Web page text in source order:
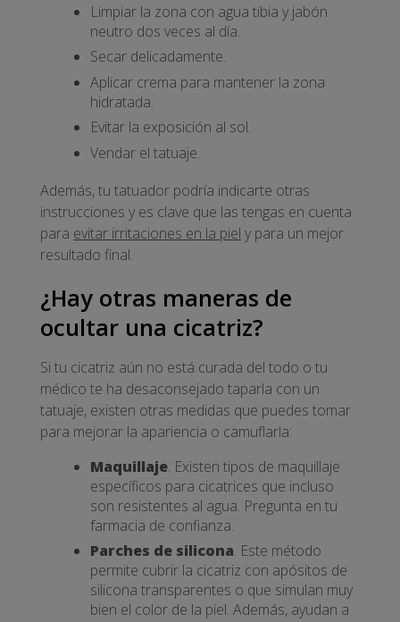
Limpiar la zona con agua tibia y jabón
neutro dos veces al día.
Secar delicadamente.
Aplicar crema para mantener la zona
hidratada.
Evitar la exposición al sol.
Vendar el tatuaje.
Además, tu tatuador podría indicarte otras
instrucciones y es clave que las tengas en cuenta
para evitar irritaciones en la piel y para un mejor
resultado final.
¿Hay otras maneras de
ocultar una cicatriz?
Si tu cicatriz aún no está curada del todo o tu
médico te ha desaconsejado taparla con un
tatuaje, existen otras medidas que puedes tomar
para mejorar la apariencia o camuflarla:
Maquillaje. Existen tipos de maquillaje
específicos para cicatrices que incluso
son resistentes al agua. Pregunta en tu
farmacia de confianza.
Parches de silicona. Este método
permite cubrir la cicatriz con apósitos de
silicona transparentes o que simulan muy
bien el color de la piel. Además, ayudan a